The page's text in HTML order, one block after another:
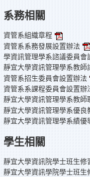
系務相關
資管系組織章程
資管系系務發展設置辦法
學資訊管理學系諮議委員會
靜宜大學資訊管理學系教師
資管系招生委員會設置辦法
資管系系課程委員會設置辦
靜宜大學資訊管理學系教師
靜宜大學資訊管理學系優良
靜宜大學資訊管理學系績優
學生相關
靜宜大學資訊院學士班生
靜宜大學資訊學院學士班